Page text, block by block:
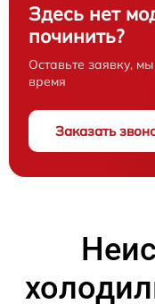
Здесь нет
починить?
Оставьте заявку,
время
Заказать